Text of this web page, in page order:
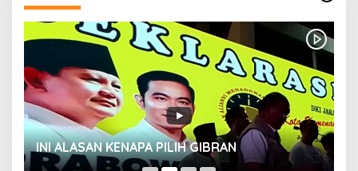
INI ALASAN KENAPA PILIH GIBRAN